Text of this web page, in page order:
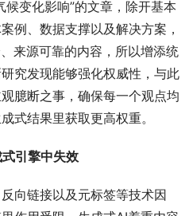
候变化影响”的文章，除开基本
例、数据支撑以及解决方案，
来源可靠的内容，所以增添统
究发现能够强化权威性，与此
臆断之事，确保每一个观点均
式结果里获取更高权重。
引擎中失效
向链接以及元标签等技术因